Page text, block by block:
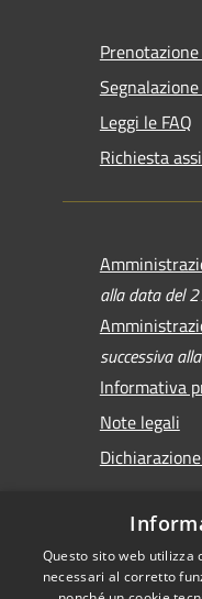
Leggi le FAQ
Richiesta
alla data del
successiva
Informativa
Note legali
RSS
Questo sito web
necessari al corretto